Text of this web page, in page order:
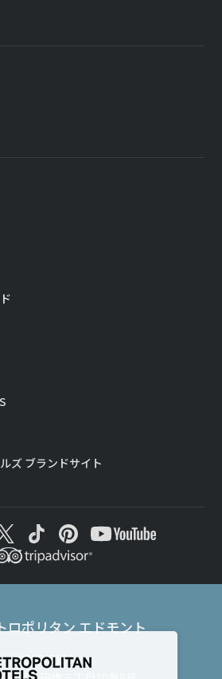
ズ ブランドサイト
ロポリタン エドモント
〒102-8130